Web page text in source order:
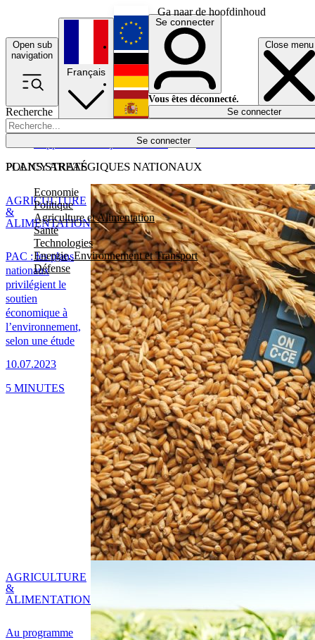
Ga naar de hoofdinhoud
Open sub
navigation
Close menu
Recherche
Se connecter
POLICY AREAS
Economie
Politique
Agriculture et Alimentation
Santé
Technologies
Energie, Environnement et Transport
Défense
Économie
Français
English
Deutsch
Español
Se connecter
Vous êtes déconnecté.
Se connecter
PLANS STRATÉGIQUES NATIONAUX
PAC : les plans
nationaux
privilégient le
soutien
économique à
l’environnement,
selon une étude
10.07.2023
AGRICULTURE
&
ALIMENTATION
5 MINUTES
Au programme
AGRICULTURE
&
ALIMENTATION